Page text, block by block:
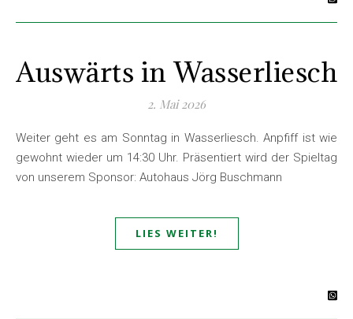
Auswärts in Wasserliesch
2. Mai 2026
Weiter geht es am Sonntag in Wasserliesch. Anpfiff ist wie
gewohnt wieder um 14:30 Uhr. Präsentiert wird der Spieltag
von unserem Sponsor: Autohaus Jörg Buschmann
LIES WEITER!